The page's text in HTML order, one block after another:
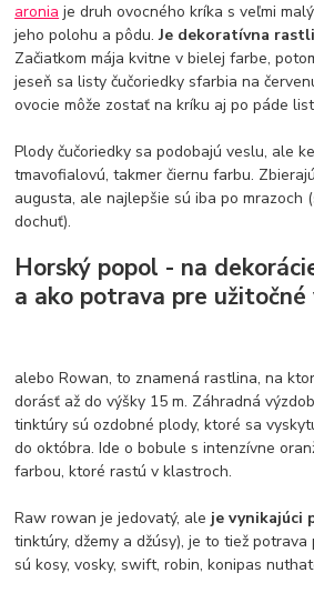
aronia je druh ovocného kríka s veľmi
jeho polohu a pôdu.Je dekoratívna
Začiatkom mája kvitne v bielej farbe,
jeseň sa listy čučoriedky sfarbia na
ovocie môže zostať na kríku aj po páde
Plody čučoriedky sa podobajú veslu, ale
tmavofialovú, takmer čiernu farbu.
augusta, ale najlepšie sú iba po mrazoch
dochuť).
Horský popol - na
a ako potrava pre
alebo Rowan, to znamená rastlina, na
dorásť až do výšky 15 m. Záhradná
tinktúry sú ozdobné plody, ktoré sa
do októbra. Ide o bobule s intenzívne
farbou, ktoré rastú v klastroch.
Raw rowan je jedovatý, ale je vynikajúci
tinktúry, džemy a džúsy), je to tiež potrava
sú kosy, vosky, swift, robin, konipas